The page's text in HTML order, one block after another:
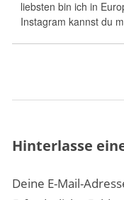
liebsten bin ich in
Instagram kannst du
Hinterlasse
Deine E-Mail-